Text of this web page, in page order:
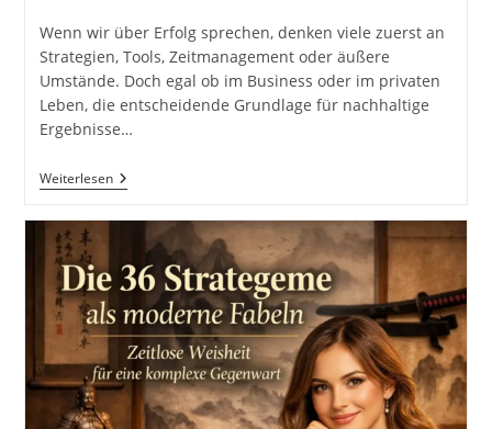
Wenn wir über Erfolg sprechen, denken viele zuerst an
Strategien, Tools, Zeitmanagement oder äußere
Umstände. Doch egal ob im Business oder im privaten
Leben, die entscheidende Grundlage für nachhaltige
Ergebnisse…
WeiterlesenInnere
Haltung
Äußerer
Ergebnisse
Inkl.
Punkte
Checkliste